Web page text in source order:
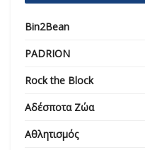
Bin2Bean
PADRION
Rock the Block
Αδέσποτα Ζώα
Αθλητισμός